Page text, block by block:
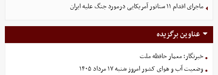
ماجرای اقدام ۱۱ سناتور آمریکایی درمورد جنگ علیه ایران
عناوین برگزیده
خبرنگار؛ معمار حافظه ملت
وضعیت آب و هوای کشور امروز شنبه ۱۷ مرداد ۱۴۰۵